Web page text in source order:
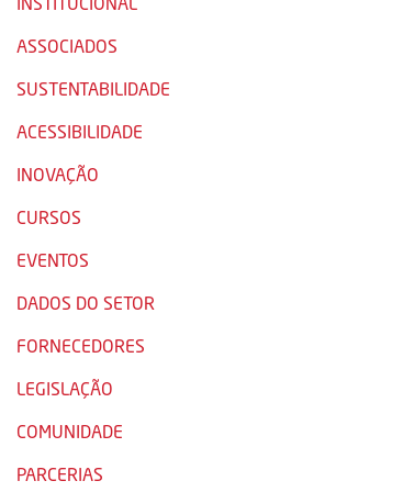
ASSOCIADOS
SUSTENTABILIDADE
ACESSIBILIDADE
INOVAÇÃO
CURSOS
EVENTOS
DADOS DO SETOR
FORNECEDORES
LEGISLAÇÃO
COMUNIDADE
PARCERIAS